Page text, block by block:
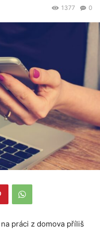
0
1377
práci z domova příliš